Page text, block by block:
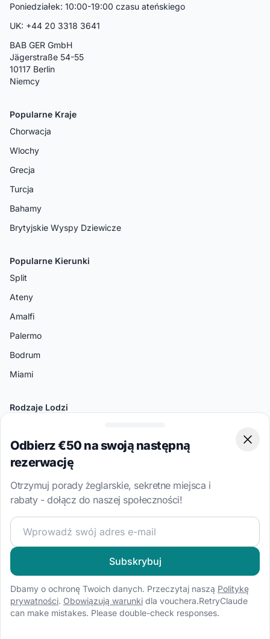
Poniedziałek: 10:00-19:00 czasu ateńskiego
UK: +44 20 3318 3641
BAB GER GmbH
Jägerstraße 54-55
10117 Berlin
Niemcy
Popularne Kraje
Chorwacja
Wlochy
Grecja
Turcja
Bahamy
Brytyjskie Wyspy Dziewicze
Popularne Kierunki
Split
Ateny
Amalfi
Palermo
Bodrum
Miami
Rodzaje Lodzi
Czarter katamaran
Czarter gulet
Czarter motorówka
Czarter barka turystyczna
Czarter motorówka szybka
Czarter RIB
Nasi zaufani partnerzy
Partner 5 Seasons Yachting Group
Partner Sailogy
Odbierz €50 na swoją następną
rezerwację
Otrzymuj porady żeglarskie, sekretne miejsca i
rabaty - dołącz do naszej społeczności!
Dołącz do naszej społeczności żeglarskiej i otrzymuj
Subskrybuj
Dbamy o ochronę Twoich danych. Przeczytaj naszą Politykę
prywatności. Obowiązują warunki dla vouchera.RetryClaude
can make mistakes. Please double-check responses.